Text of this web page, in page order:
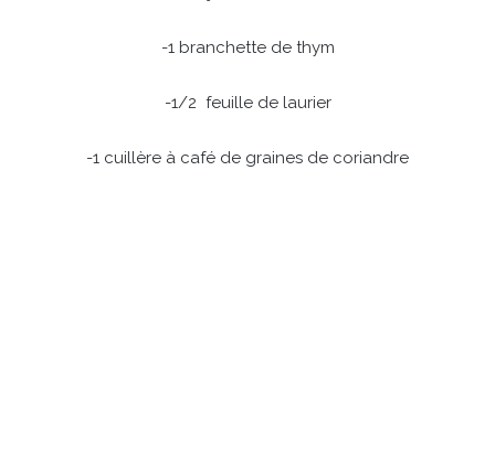
-1 branchette de thym
-1/2 feuille de laurier
-1 cuillère à café de graines de coriandre